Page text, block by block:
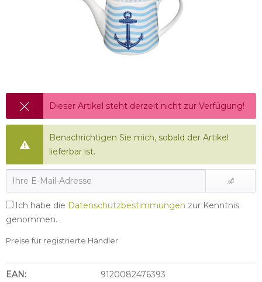
Dieser Artikel steht derzeit nicht zur Verfügung!
Benachrichtigen Sie mich, sobald der Artikel
lieferbar ist.
Ich habe die Datenschutzbestimmungen zur Kenntnis
genommen.
Preise für registrierte Händler
EAN:
9120082476393